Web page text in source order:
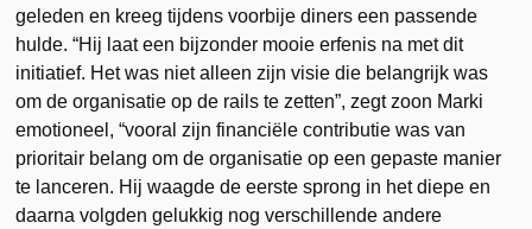
geleden en kreeg tijdens voorbije diners een passende
hulde. “Hij laat een bijzonder mooie erfenis na met dit
initiatief. Het was niet alleen zijn visie die belangrijk was
om de organisatie op de rails te zetten”, zegt zoon Marki
emotioneel, “vooral zijn financiële contributie was van
prioritair belang om de organisatie op een gepaste manier
te lanceren. Hij waagde de eerste sprong in het diepe en
daarna volgden gelukkig nog verschillende andere